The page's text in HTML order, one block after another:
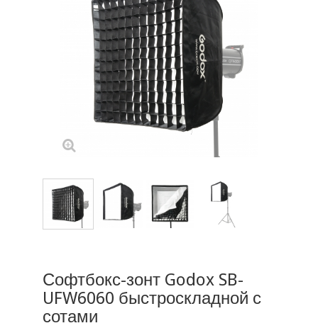
Софтбокс-зонт Godox SB-
UFW6060 быстроскладной с
сотами